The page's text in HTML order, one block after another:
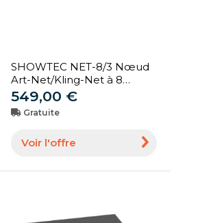
SHOWTEC NET-8/3 Nœud
Art-Net/Kling-Net à 8
canaux - XLR 3 broches -
Logiciels et matériels DMX
549,00 €
Gratuite
Voir l'offre